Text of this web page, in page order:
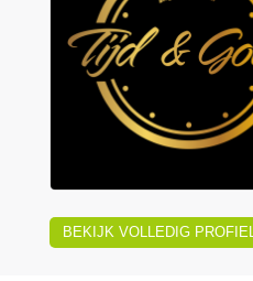
BEKIJK VOLLEDIG PROFIEL